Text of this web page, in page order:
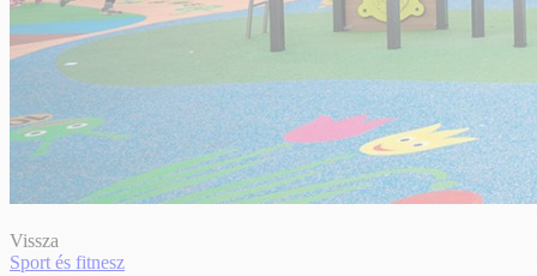
Vissza
Sport és fitnesz